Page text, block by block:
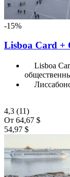
-15%
Lisboa Card +
Lisboa
4,3 (11)
От 64,67 $
54,97 $